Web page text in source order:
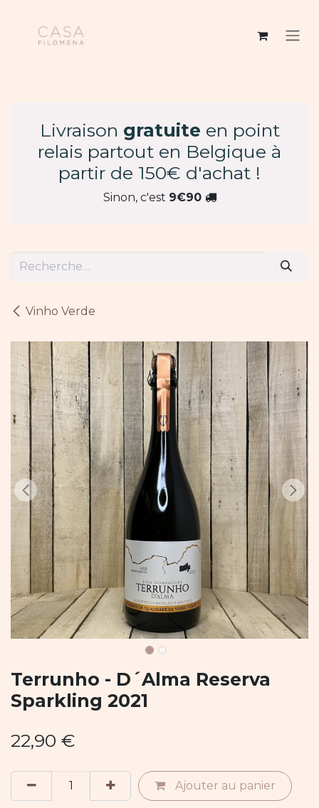
Livraison gratuite en point
relais partout en Belgique à
partir de 150€ d'achat !
Sinon, c'est 9€90
Vinho Verde
Terrunho - D´Alma Reserva
Sparkling 2021
22,90 €
Ajouter au panier